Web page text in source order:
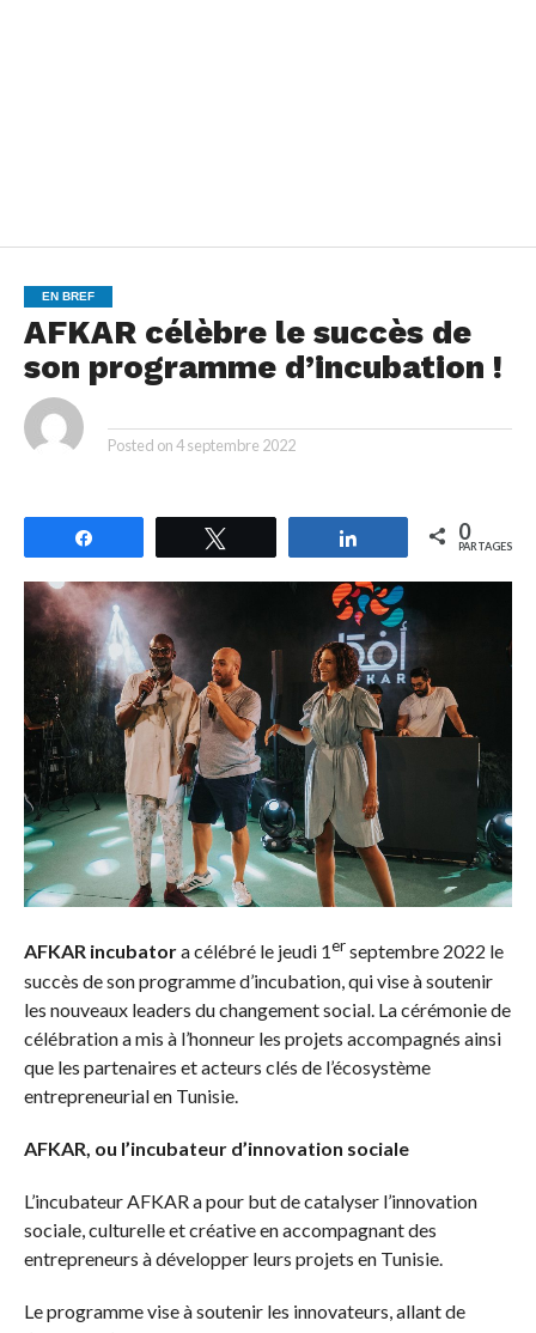
EN BREF
AFKAR célèbre le succès de
son programme d’incubation !
Posted on4 septembre 2022
Partagez 0
PARTAGES
AFKAR incubatora célébré le jeudi 1erseptembre 2022 le
succès de son programme d’incubation, qui vise à soutenir
les nouveaux leaders du changement social. La cérémonie de
célébration a mis à l’honneur les projets accompagnés ainsi
que les partenaires et acteurs clés de l’écosystème
entrepreneurial en Tunisie.
AFKAR, ou l’incubateur d’innovation sociale
L’incubateur AFKAR a pour but de catalyser l’innovation
sociale, culturelle et créative en accompagnant des
entrepreneurs à développer leurs projets en Tunisie.
Le programme vise à soutenir les innovateurs, allant de